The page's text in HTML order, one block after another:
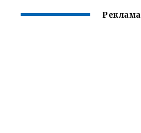
Реклама